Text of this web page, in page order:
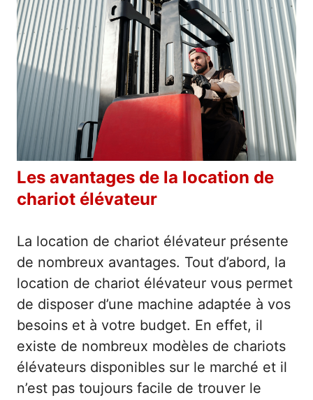
Les avantages de la location de
chariot élévateur
La location de chariot élévateur présente
de nombreux avantages. Tout d’abord, la
location de chariot élévateur vous permet
de disposer d’une machine adaptée à vos
besoins et à votre budget. En effet, il
existe de nombreux modèles de chariots
élévateurs disponibles sur le marché et il
n’est pas toujours facile de trouver le